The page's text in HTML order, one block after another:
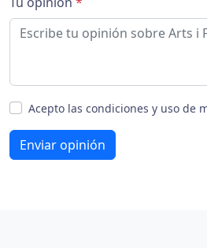
Acepto las condiciones y uso de
Enviar opinión